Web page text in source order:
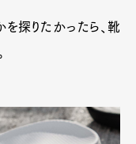
探りたかったら、靴